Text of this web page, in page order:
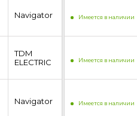
Navigator
TDM
ЕLECTRIC
Navigator
Имеется в наличии
Имеется в наличии
Имеется в наличии